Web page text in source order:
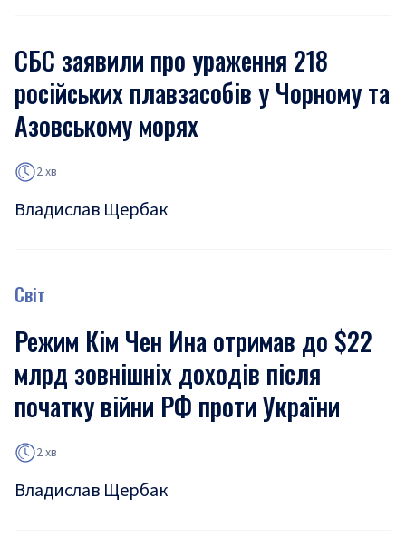
СБС заявили про ураження 218
російських плавзасобів у Чорному та
Азовському морях
2 хв
Владислав Щербак
Світ
Режим Кім Чен Ина отримав до $22
млрд зовнішніх доходів після
початку війни РФ проти України
2 хв
Владислав Щербак